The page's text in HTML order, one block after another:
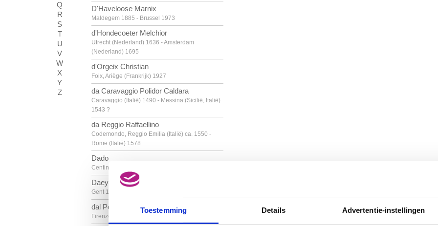
Toestemming Details Advertentie-instellingen
Q
R
S
T
U
V
W
X
Y
Z
D'Haveloose Marnix
Maldegem 1885 - Brussel 1973
d'Hondecoeter Melchior
Utrecht (Nederland) 1636 - Amsterdam
(Nederland) 1695
d'Orgeix Christian
Foix, Ariège (Frankrijk) 1927
da Caravaggio Polidor Caldara
Caravaggio (Italië) 1490 - Messina (Sicilië, Italië)
1543 ?
da Reggio Raffaellino
Codemondo, Reggio Emilia (Italië) ca. 1550 -
Rome (Italië) 1578
Dado
Centinje (Montenegro, Joegoslavië) 1933
Daeye Hippolyte
Gent 1873 - Antwerpen 1952
dal Ponte Giovanni
Firenze (Italië) 1385 - na 1437